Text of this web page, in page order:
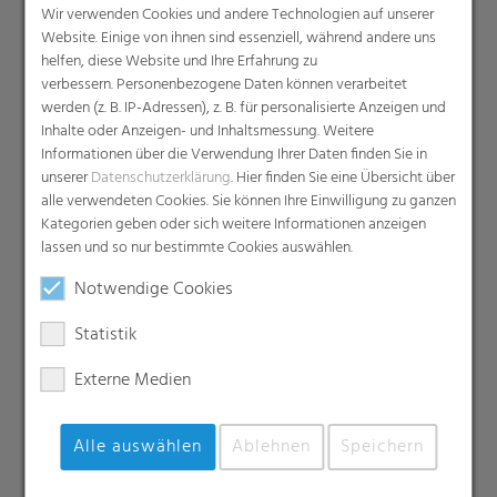
Wir verwenden Cookies und andere Technologien auf unserer
Website. Einige von ihnen sind essenziell, während andere uns
helfen, diese Website und Ihre Erfahrung zu
verbessern. Personenbezogene Daten können verarbeitet
werden (z. B. IP-Adressen), z. B. für personalisierte Anzeigen und
Inhalte oder Anzeigen- und Inhaltsmessung. Weitere
Informationen über die Verwendung Ihrer Daten finden Sie in
unsererDatenschutzerklärung. Hier finden Sie eine Übersicht über
alle verwendeten Cookies. Sie können Ihre Einwilligung zu ganzen
Kategorien geben oder sich weitere Informationen anzeigen
lassen und so nur bestimmte Cookies auswählen.
Notwendige Cookies
Statistik
Externe Medien
Alle auswählen Ablehnen Speichern
Papierähnliche Folien
Schrumpffolien & Stretchhauben
Kaschierfolien
Technische Folien
Ernteverfrühungsfolien
Gewächshausfolien
Vliesstoffe
Backsheet-Folien
Perforierte Folien
Spezialitäten
Palettennetze
Rundballenfolie
Rundballennetze
Silofolien & -schläuche